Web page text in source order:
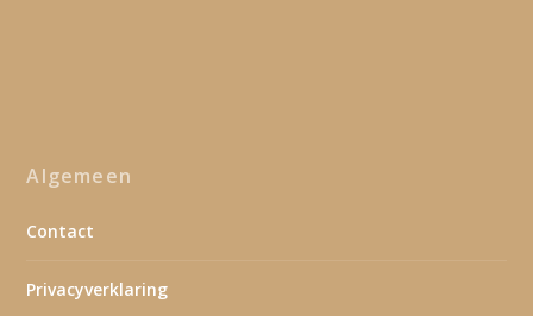
Algemeen
Contact
Privacyverklaring